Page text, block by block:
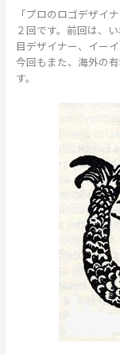
「プロのロゴデザイ
２回です。前回は、
目デザイナー、イー
今回もまた、海外の
す。